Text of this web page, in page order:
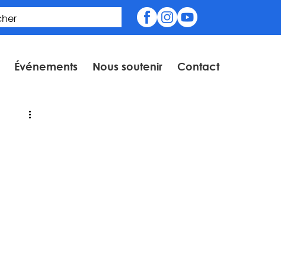
Événements Nous soutenir Contact